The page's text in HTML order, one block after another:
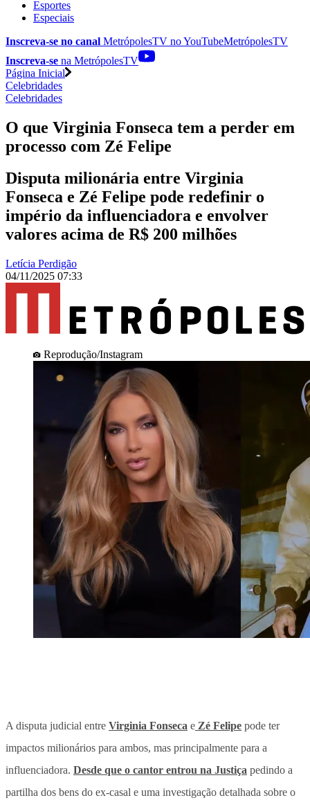
Esportes
Especiais
Inscreva-se no canal MetrópolesTV noYouTubeMetrópolesTV
Inscreva-se na MetrópolesTV
Página Inicial
Celebridades
Celebridades
O que Virginia Fonseca tem a perder em
processo com Zé Felipe
Disputa milionária entre Virginia
Fonseca e Zé Felipe pode redefinir o
império da influenciadora e envolver
valores acima de R$ 200 milhões
Letícia Perdigão
04/11/2025 07:33
Reprodução/Instagram
A disputa judicial entre Virginia Fonseca e Zé Felipe pode ter
impactos milionários para ambos, mas principalmente para a
influenciadora. Desde que o cantor entrou na Justiça pedindo a
partilha dos bens do ex-casal e uma investigação detalhada sobre o